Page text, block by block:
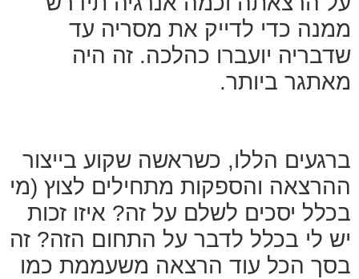
ממנה כדי לדייק את מסריה עד
שדבריה יועברו כהלכה. זה היה
מאתגר ביותר.
ברגעים הללו, כשראשה שקוע בייצור
ההרצאה והספקות מתחילים לצוץ (מי
בכלל יסכים לשלם על זה? איזו זכות
יש לי בכלל לדבר על התחום הזה? זה
בסך הכל עוד הרצאה משעממת כמו